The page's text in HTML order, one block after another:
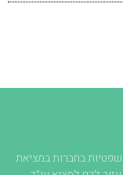
בחברות במציאת